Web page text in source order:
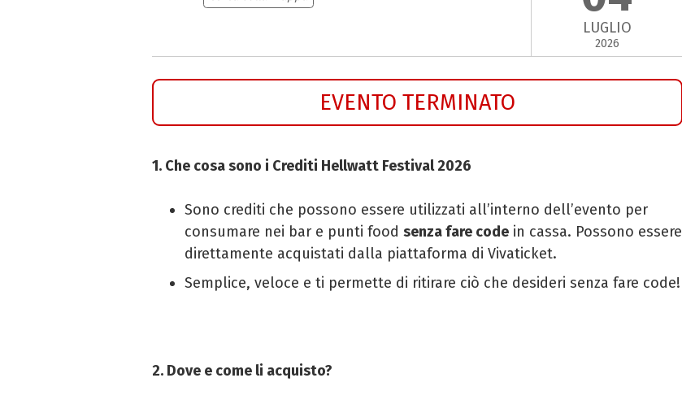
LUGLIO
2026
EVENTO TERMINATO
1. Che cosa sono i Crediti Hellwatt Festival 2026
Sono crediti che possono essere utilizzati all’interno dell’evento per
consumare nei bar e punti food senza fare code in cassa. Possono essere
direttamente acquistati dalla piattaforma di Vivaticket.
Semplice, veloce e ti permette di ritirare ciò che desideri senza fare code!
2. Dove e come li acquisto?